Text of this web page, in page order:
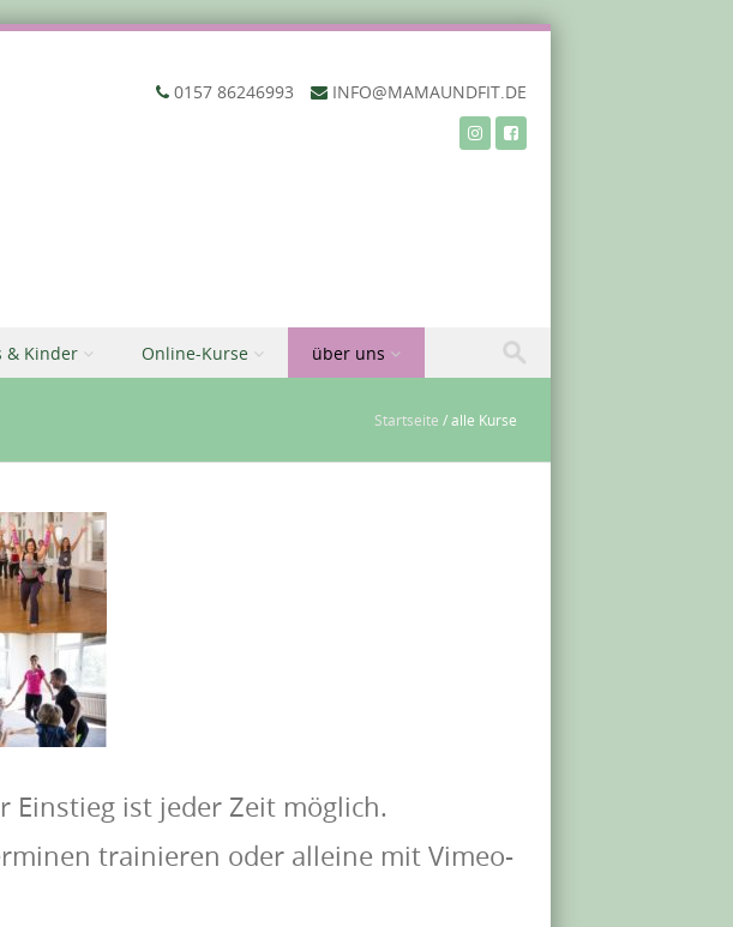
‭0157 86246993‬ INFO@MAMAUNDFIT.DE
& Kinder Online-Kurse über uns
Startseite /alle Kurse
ist jeder Zeit möglich.
trainieren oder alleine mit Vimeo-